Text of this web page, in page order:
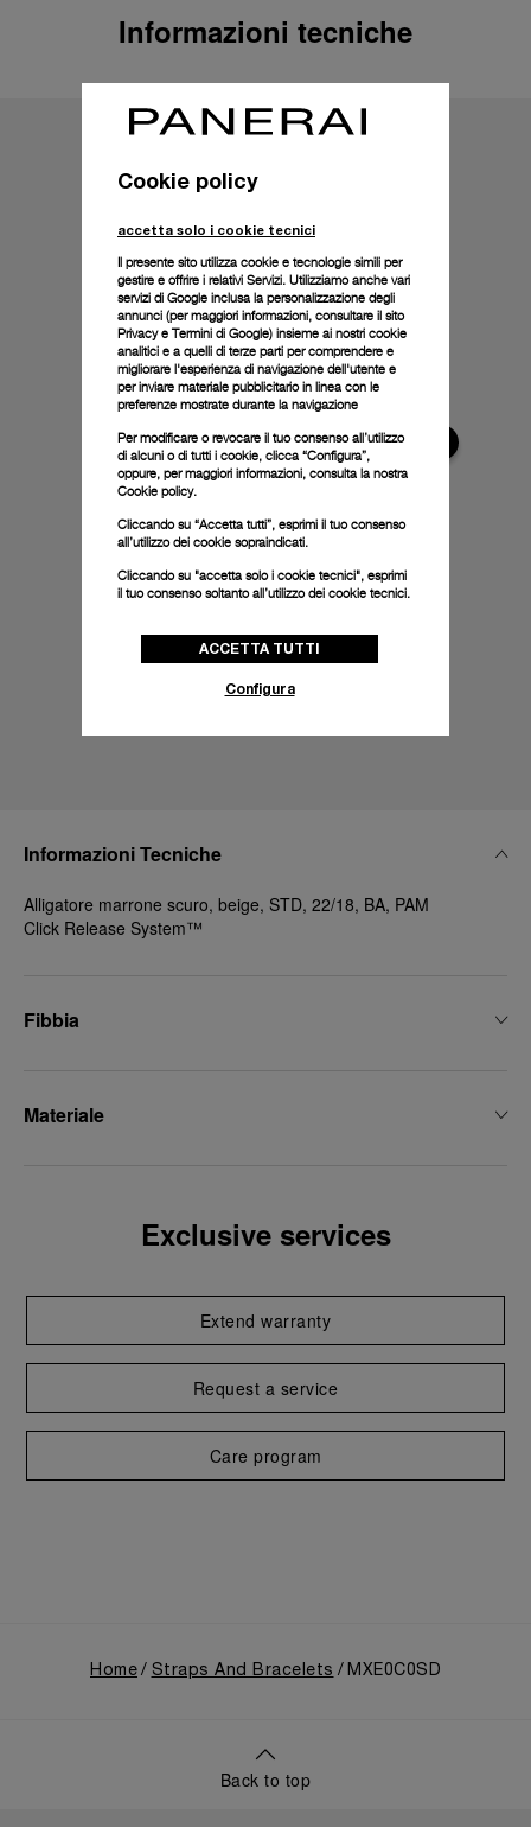
Informazioni tecniche
Informazioni Tecniche
Alligatore marrone scuro, beige, STD, 22/18, BA, PAM
Click Release System™
Fibbia
Materiale
Exclusive services
Extend warranty
Request a service
Care program
Home Straps And Bracelets MXE0C0SD
Back to top
Cookie policy
accetta solo i cookie tecnici
Il presente sito utilizza cookie e tecnologie simili per
gestire e offrire i relativi Servizi. Utilizziamo anche vari
servizi di Google inclusa la personalizzazione degli
annunci (per maggiori informazioni, consultare il sito
Privacy e Termini di Google) insieme ai nostri cookie
analitici e a quelli di terze parti per comprendere e
migliorare l'esperienza di navigazione dell'utente e
per inviare materiale pubblicitario in linea con le
preferenze mostrate durante la navigazione
Per modificare o revocare il tuo consenso all’utilizzo
di alcuni o di tutti i cookie, clicca “Configura”,
oppure, per maggiori informazioni, consulta la nostra
Cookie policy.
Cliccando su “Accetta tutti”, esprimi il tuo consenso
all’utilizzo dei cookie sopraindicati.
Cliccando su "accetta solo i cookie tecnici", esprimi
il tuo consenso soltanto all’utilizzo dei cookie tecnici.
ACCETTA TUTTI
Configura